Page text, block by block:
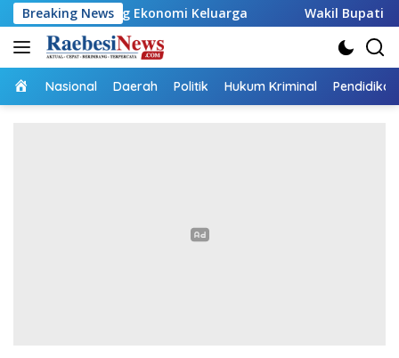
Langsung
ke
konten
Breaking News
Ekonomi Keluarga Wakil Bupati Malaka HMS
Home
Nasional Daerah Politik Hukum Kriminal Pendidikan